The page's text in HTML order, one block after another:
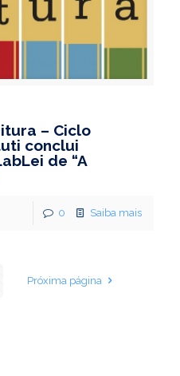
– Ciclo
conclui
de “A
0 Saiba mais
Próxima página